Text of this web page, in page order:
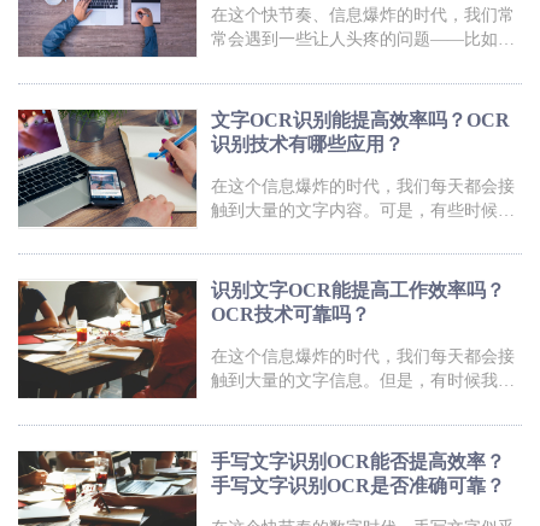
不要不要的！想象一下，你再也不用费心
手动输入长篇文章，只需利用这项智能技
个令人惊叹的图片文字识别OCR吧！图片
文字识别ocr福昕PDF全能王产品具备强大
在这个快节奏、信息爆炸的时代，我们常
常会遇到一些让人头疼的问题——比如不
的文字。但是别担心，现在有了一种神奇
的技术，它可以帮你解决这个难题！它就
是扫描文字识别OCR技术！通过这项技
术，你只需要用手机拍下或者上传一张图
片，转眼间，文字就会被识别出来，让你
轻松获得所需信息。不管是想要复制编辑
扫描文字识别OCR都能帮你搞定！赶快来
体验一下吧，让这项技术成为你生活中
文字OCR识别能提高效率吗？OCR
识别技术有哪些应用？
在这个信息爆炸的时代，我们每天都会接
触到大量的文字内容。可是，有些时候我
一张模糊不清的图片中包含了我们想要的
文字信息。这时候，文字OCR识别就派上
了用场！它可以轻松地将图片中的文字提
取出来，让我们不再被语言难关所困扰。
无论是读外文论文还是翻译资料，文字
OCR识别都能帮助我们节省大量的时间和
识别的神奇之处吧！文字ocr识别福昕PDF
全能王产品提供了强大的文字O
识别文字OCR能提高工作效率吗？
OCR技术可靠吗？
在这个信息爆炸的时代，我们每天都会接
触到大量的文字信息。但是，有时候我们
感到非常困扰。幸运的是，现在有一种神
奇的技术可以帮助我们解决这个问题，那
就是识别文字OCR技术！它可以通过扫
描、拍照等方式将文字转化为可编辑的电
手写文字识别OCR能否提高效率？
手写文字识别OCR是否准确可靠？